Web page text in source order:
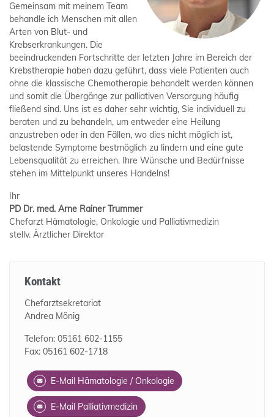
Gemeinsam mit meinem Team
behandle ich Menschen mit allen
Arten von Blut- und
Krebserkrankungen. Die
beeindruckenden Fortschritte der letzten Jahre im Bereich der
Krebstherapie haben dazu geführt, dass viele Patienten auch
ohne die klassische Chemotherapie behandelt werden können
und somit die Übergänge zur palliativen Versorgung häufig
fließend sind. Uns ist es daher sehr wichtig, Sie individuell zu
beraten und zu behandeln, um entweder eine Heilung
anzustreben oder in den Fällen, wo dies nicht möglich ist,
belastende Symptome bestmöglich zu lindern und eine gute
Lebensqualität zu erreichen. Ihre Wünsche und Bedürfnisse
stehen im Mittelpunkt unseres Handelns!
Ihr
PD Dr. med. Arne Rainer Trummer
Chefarzt Hämatologie, Onkologie und Palliativmedizin
stellv. Ärztlicher Direktor
Kontakt
Chefarztsekretariat
Andrea Mönig
Telefon: 05161 602-1155
Fax: 05161 602-1718
E-Mail Hämatologie / Onkologie
E-Mail Palliativmedizin